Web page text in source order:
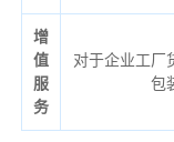
增
值
服
务
对于企业工厂
包